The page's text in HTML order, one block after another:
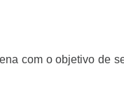
com o objetivo de